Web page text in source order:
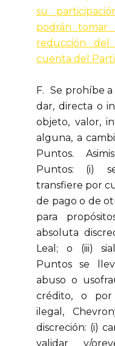
su
podrán tomar
reducción
cuenta del
F. Se prohíbe
dar, directa o
objeto, valor,
alguna, a
Puntos.
Puntos: (i)
transfiere por
de pago o de
para
absoluta
Leal; o (iii)
Puntos se
abuso o
crédito, o
ilegal,
discreción: (i)
validar y/